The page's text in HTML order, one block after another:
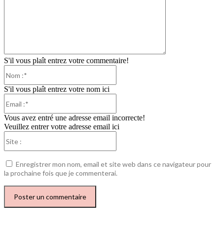
S'il vous plaît entrez votre commentaire!
S'il vous plaît entrez votre nom ici
Vous avez entré une adresse email incorrecte!
Veuillez entrer votre adresse email ici
Enregistrer mon nom, email et site web dans ce navigateur pour
la prochaine fois que je commenterai.